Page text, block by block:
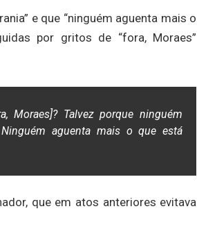
e que “ninguém aguenta mais o
por gritos de “fora, Moraes”
Moraes]? Talvez porque ninguém
aguenta mais o que está
que em atos anteriores evitava